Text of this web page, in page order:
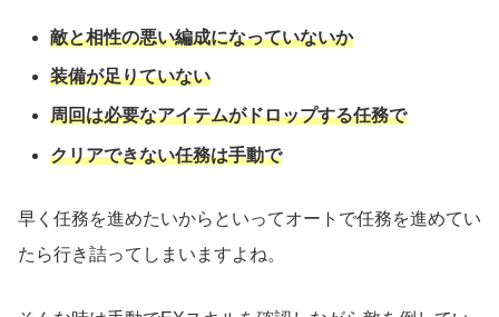
敵と相性の悪い編成になっていないか
装備が足りていない
周回は必要なアイテムがドロップする任務で
クリアできない任務は手動で
早く任務を進めたいからといってオートで任務を進めてい
たら行き詰ってしまいますよね。